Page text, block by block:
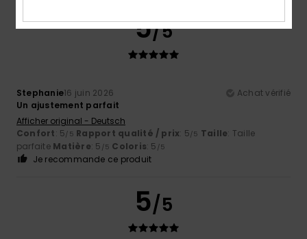
5/5
Stephanie16 juin 2026
Achat vérifié
Un ajustement parfait
Afficher original - Deutsch
Confort: 5/5 Rapport qualité / prix: 5/5 Taille: Taille
parfaite Matière: 5 /5 Coloris: 5 /5
Je recommande ce produit
5/5